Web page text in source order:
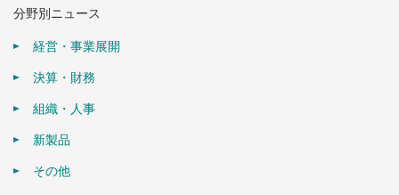
分野別ニュース
経営・事業展開
決算・財務
組織・人事
新製品
その他